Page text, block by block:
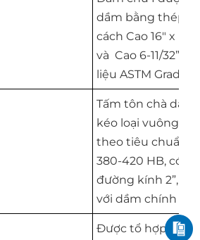
dầm bằng thép
cách Cao 16″ x
và Cao 6-11/32”
liệu ASTM Grade
Tấm tôn chà dày
kéo loại vuông
theo tiêu chuẩn
380-420 HB, có
đường kính 2”,
với dầm chính
Được tổ hợp từ